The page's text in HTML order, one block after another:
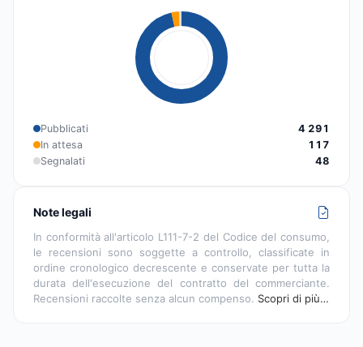
Pubblicati
4 291
In attesa
117
Segnalati
48
Note legali
In conformità all'articolo L111-7-2 del Codice del consumo,
le recensioni sono soggette a controllo, classificate in
ordine cronologico decrescente e conservate per tutta la
durata dell'esecuzione del contratto del commerciante.
Recensioni raccolte senza alcun compenso. Scopri di più…